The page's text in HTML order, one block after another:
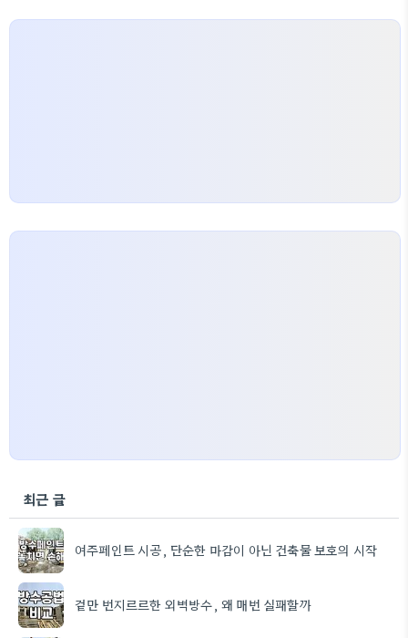
최근 글
여주페인트 시공, 단순한 마감이 아닌 건축물 보호의 시작
겉만 번지르르한 외벽방수, 왜 매번 실패할까